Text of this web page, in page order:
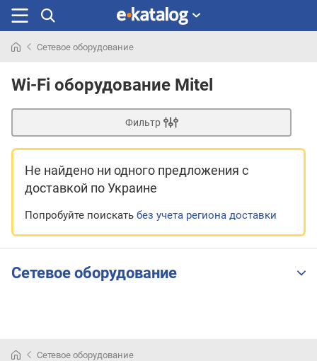
раньше
Сетевое оборудование
Wi-Fi оборудование Mitel
Фильтр
Не найдено ни одного предложения с
доставкой по Украине
Попробуйте поискать без учета региона доставки
Сетевое оборудование
Сетевое оборудование